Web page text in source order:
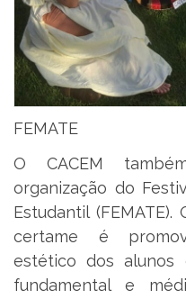
FEMATE
O CACEM
organização do
Estudantil
certame é
estético dos alunos
fundamental e